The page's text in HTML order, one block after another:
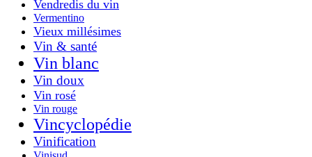
Vendredis du vin
Vermentino
Vieux millésimes
Vin & santé
Vin blanc
Vin doux
Vin rosé
Vin rouge
Vincyclopédie
Vinification